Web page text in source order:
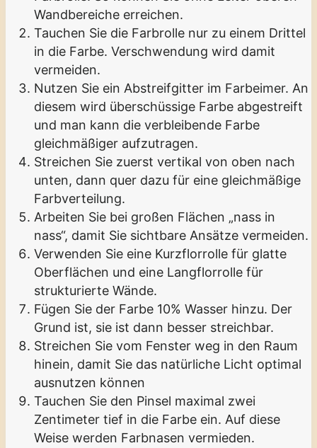
Wandbereiche erreichen.
Tauchen Sie die Farbrolle nur zu einem Drittel
in die Farbe. Verschwendung wird damit
vermeiden.
Nutzen Sie ein Abstreifgitter im Farbeimer. An
diesem wird überschüssige Farbe abgestreift
und man kann die verbleibende Farbe
gleichmäßiger aufzutragen.
Streichen Sie zuerst vertikal von oben nach
unten, dann quer dazu für eine gleichmäßige
Farbverteilung.
Arbeiten Sie bei großen Flächen „nass in
nass“, damit Sie sichtbare Ansätze vermeiden.
Verwenden Sie eine Kurzflorrolle für glatte
Oberflächen und eine Langflorrolle für
strukturierte Wände.
Fügen Sie der Farbe 10% Wasser hinzu. Der
Grund ist, sie ist dann besser streichbar.
Streichen Sie vom Fenster weg in den Raum
hinein, damit Sie das natürliche Licht optimal
ausnutzen können
Tauchen Sie den Pinsel maximal zwei
Zentimeter tief in die Farbe ein. Auf diese
Weise werden Farbnasen vermieden.